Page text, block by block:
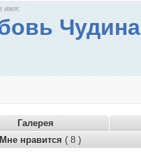
имя:
Чудина
Галерея
Мне нравится ( 8 )